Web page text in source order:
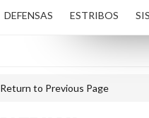
DEFENSAS ESTRIBOS
Return to Previous Page